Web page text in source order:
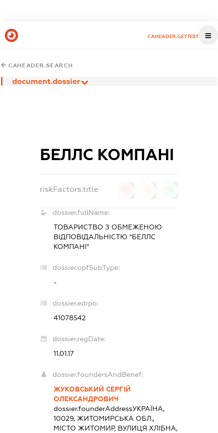
CAHEADER.GETTEST
CAHEADER.SEARCH
document.dossier
БЕЛЛС КОМПАНІ
riskFactors.title
dossier.fullName:
ТОВАРИСТВО З ОБМЕЖЕНОЮ
ВІДПОВІДАЛЬНІСТЮ "БЕЛЛС
КОМПАНІ"
dossier.opfSubType:
-
dossier.edrpo:
41078542
dossier.regDate:
11.01.17
dossier.foundersAndBenef:
ЖУКОВСЬКИЙ СЕРГІЙ
ОЛЕКСАНДРОВИЧ
dossier.founderAddressУКРАЇНА,
10029, ЖИТОМИРСЬКА ОБЛ.,
МІСТО ЖИТОМИР, ВУЛИЦЯ ХЛІБНА,